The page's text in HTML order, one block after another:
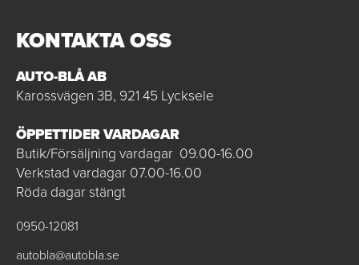
KONTAKTA OSS
AUTO-BLÅ AB
Karossvägen 3B, 921 45 Lycksele
ÖPPETTIDER VARDAGAR
Butik/Försäljning vardagar 09.00-16.00
Verkstad vardagar 07.00-16.00
Röda dagar stängt
0950-12081
autobla@autobla.se